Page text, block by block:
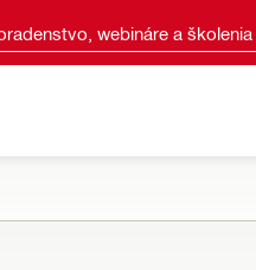
webináre a školenia